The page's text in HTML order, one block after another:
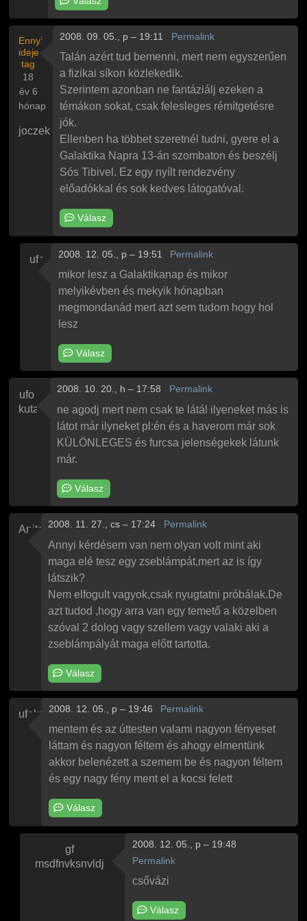
Ennyi
ideje
tag
18
év 6
hónap
joczek
2008. 09. 05., p – 19:11 Permalink
Talán azért tud bemenni, mert nem egyszerűen
a fizikai síkon közlekedik.
Szerintem azonban ne fantáziálj ezeken a
témákon sokat, csak felesleges rémítgetésre
jók.
Ellenben ha többet szeretnél tudni, gyere el a
Galaktika Napra 13-án szombaton és beszélj
Sós Tibivel. Ez egy nyílt rendezvény
előadókkal és sok kedves látogatóval.
Válasz
ufo
Válaszjoczek Sós Tibi a kulcsüzenetére
2008. 12. 05., p – 19:51 Permalink
mikor lesz a Galaktikanap és mikor
melyikévben és mekyik hónapban
megmondanád mert azt sem tudom hogy hol
lesz
Válasz
ufo
kutató
2008. 10. 20., h – 17:58 Permalink
ne agodj mert nem csak te látál ilyeneket más is
látot már ilyneket pl:én és a haverom már sok
KÜLÖNLEGES és furcsa jelenségekek látunk
már.
Válasz
Anita 2008. 11. 27., cs – 17:24 Permalink
Annyi kérdésem van nem olyan volt mint aki
maga elé tesz egy zseblámpát,mert az is így
látszik?
Nem elfogult vagyok,csak nyugtatni próbálak.De
azt tudod ,hogy arra van egy temető a közelben
szóval 2 dolog vagy szellem vagy valaki aki a
zseblámpályát maga előtt tartotta.
Válasz
ufoka 2008. 12. 05., p – 19:46 Permalink
mentem és az úttesten valami nagyon fényeset
láttam és nagyon féltem és ahogy elmentünk
akkor belenézett a szemem be és nagyon féltem
és egy nagy fény ment el a kocsi felett
Válasz
gf
msdfnvksnvldj
üzenetére
2008. 12. 05., p – 19:48
Permalink
csővázi
Válasz